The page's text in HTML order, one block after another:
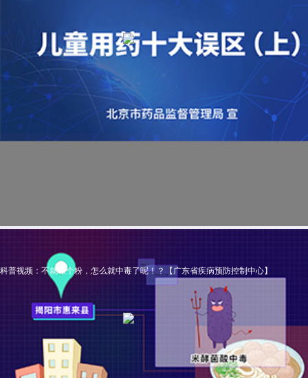
科普视频：不就嗦个粉，怎么就中毒了呢！？【广东省疾病预防控制中心】